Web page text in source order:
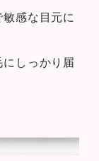
感な目元に
しっかり届